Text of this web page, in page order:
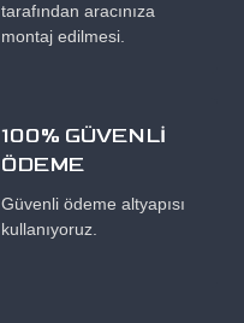
tarafından aracınıza
montaj edilmesi.
100% GÜVENLİ
ÖDEME
Güvenli ödeme altyapısı
kullanıyoruz.